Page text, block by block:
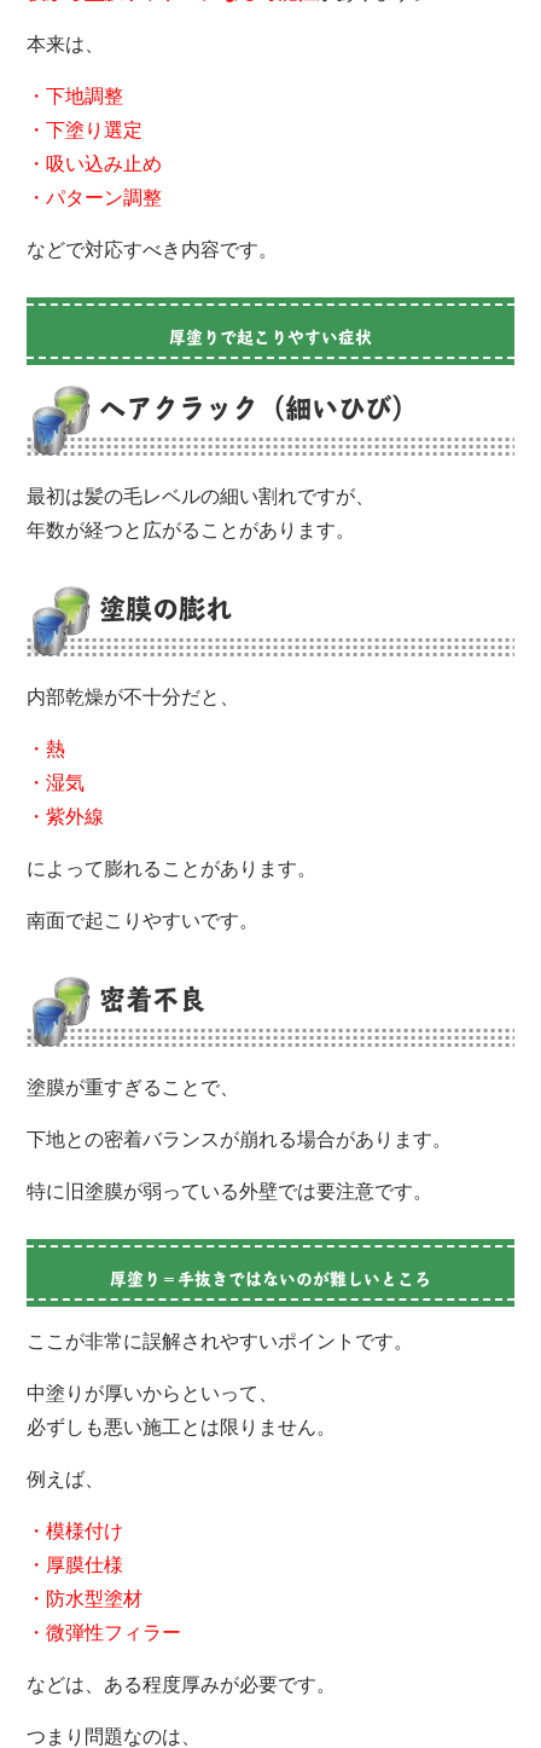
本来は、
・下地調整
・下塗り選定
・吸い込み止め
・パターン調整
などで対応すべき内容です。
厚塗りで起こりやすい症状
ヘアクラック（細いひび）
最初は髪の毛レベルの細い割れですが、
年数が経つと広がることがあります。
塗膜の膨れ
内部乾燥が不十分だと、
・熱
・湿気
・紫外線
によって膨れることがあります。
南面で起こりやすいです。
密着不良
塗膜が重すぎることで、
下地との密着バランスが崩れる場合があります。
特に旧塗膜が弱っている外壁では要注意です。
厚塗り＝手抜きではないのが難しいところ
ここが非常に誤解されやすいポイントです。
中塗りが厚いからといって、
必ずしも悪い施工とは限りません。
例えば、
・模様付け
・厚膜仕様
・防水型塗材
・微弾性フィラー
などは、ある程度厚みが必要です。
つまり問題なのは、